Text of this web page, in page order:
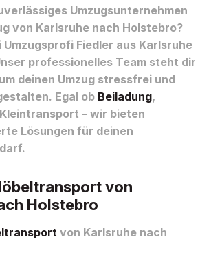
Umzugsunternehmen
von Karlsruhe nach Holstebro?
Umzugsprofi Fiedler aus Karlsruhe
professionelles Team steht dir
deinen Umzug stressfrei und
Egal ob Beiladung,
– wir bieten
Lösungen für deinen
von
Holstebro
von Karlsruhe nach